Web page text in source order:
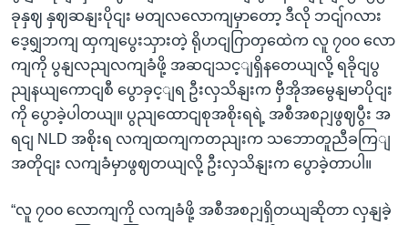
ခုနှဈ နှဈဆနျးပိုငျး မတျလလောကျမှာတော့ ဒီလို ဘငျ်ဂလား
ဒေ့ရျှဘကျ ထှကျပွေးသှားတဲ့ ရိုဟငျဂြာတှထေဲက လူ ၇၀၀ လော
ကျကို ပွနျလညျလကျခံဖို့ အဆငျသင့ျရှိနတေယျလို့ ရခိုငျပွ
ညျနယျကောငျစီ ပွောခှင့ျရ ဦးလှသိနျးက ဗှီအိုအမွေနျမာပိုငျး
ကို ပွောခဲ့ပါတယျ။ ပွညျထောငျစုအစိုးရရဲ့ အစီအစဉျဖွဈပွီး အ
ရငျ NLD အစိုးရ လကျထကျကတညျးက သဘောတူညီခကြျ
အတိုငျး လကျခံမှာဖွဈတယျလို့ ဦးလှသိနျးက ပွောခဲ့တာပါ။
“လူ ၇၀၀ လောကျကို လကျခံဖို့ အစီအစဉျရှိတယျဆိုတာ လှနျခဲ့